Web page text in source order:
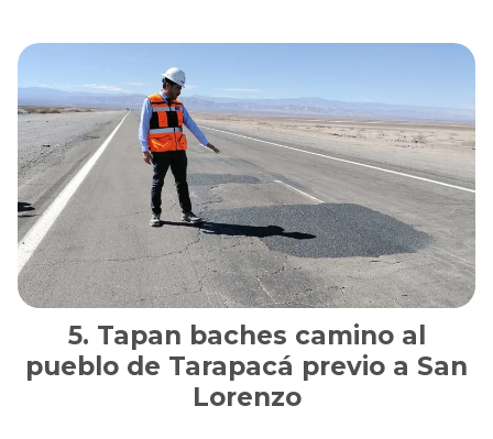
Tapan baches camino al
pueblo de Tarapacá previo a San
Lorenzo